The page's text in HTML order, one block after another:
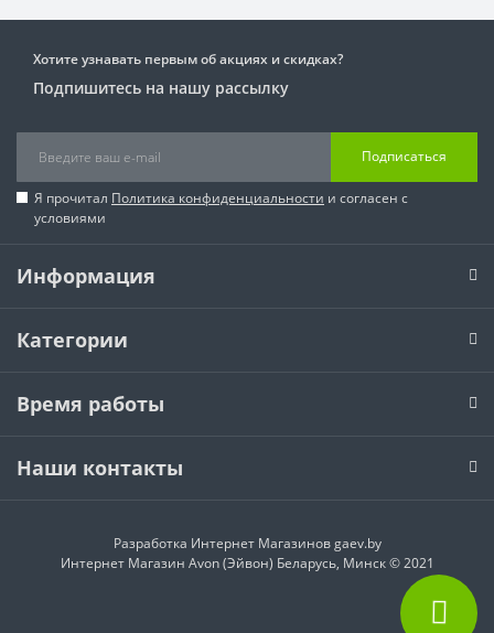
Хотите узнавать первым об акциях и скидках?
Подпишитесь на нашу рассылку
Подписаться
Я прочитал Политика конфиденциальности и согласен с
условиями
Информация
Категории
Время работы
Наши контакты
Разработка Интернет Магазиновgaev.by
Интернет Магазин Avon (Эйвон) Беларусь, Минск © 2021